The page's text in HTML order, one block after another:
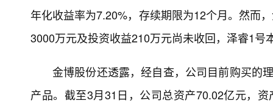
年化收益率为7.20%，存续期限为12个月。然而
3000万元及投资收益210万元尚未收回，泽睿1
金博股份还透露，经自查，公司目前购买的
产品。截至3月31日，公司总资产70.02亿元，